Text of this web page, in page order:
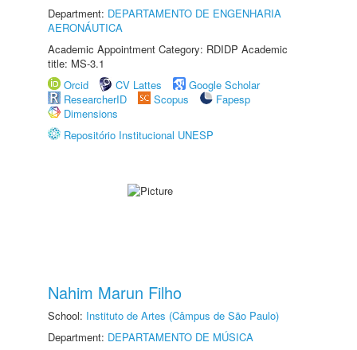
Department: DEPARTAMENTO DE ENGENHARIA
AERONÁUTICA
Academic Appointment Category: RDIDP Academic
title: MS-3.1
Orcid
CV Lattes
Google Scholar
ResearcherID
Scopus
Fapesp
Dimensions
Repositório Institucional UNESP
Nahim Marun Filho
School: Instituto de Artes (Câmpus de São Paulo)
Department: DEPARTAMENTO DE MÚSICA